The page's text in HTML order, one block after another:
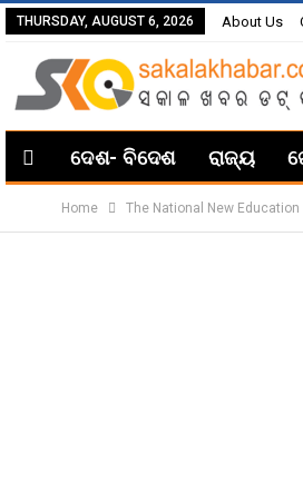
THURSDAY, AUGUST 6, 2026 About Us
ଦେଶ- ବିଦେଶ ରାଜ୍ୟ
Home The National New